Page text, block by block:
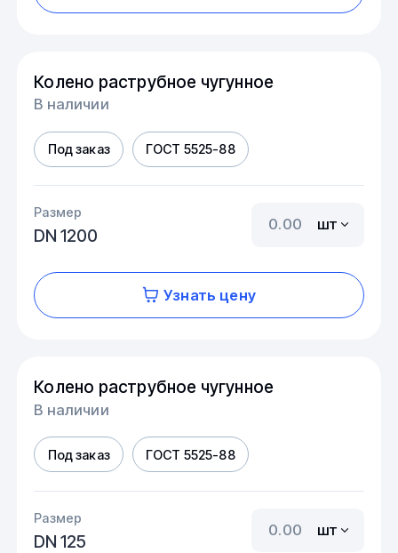
Колено раструбное чугунное
В наличии
Под заказ ГОСТ 5525-88
Размер
DN 1200
шт
Узнать цену
Колено раструбное чугунное
В наличии
Под заказ ГОСТ 5525-88
Размер
DN 125
шт